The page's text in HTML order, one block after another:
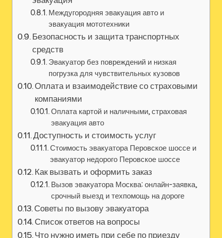
Междугородняя эвакуация авто и
эвакуация мототехники
Безопасность и защита транспортных
средств
Эвакуатор без повреждений и низкая
погрузка для чувствительных кузовов
Оплата и взаимодействие со страховыми
компаниями
Оплата картой и наличными, страховая
эвакуация авто
Доступность и стоимость услуг
Стоимость эвакуатора Перовское шоссе и
эвакуатор недорого Перовское шоссе
Как вызвать и оформить заказ
Вызов эвакуатора Москва: онлайн-заявка,
срочный выезд и техпомощь на дороге
Советы по вызову эвакуатора
Список ответов на вопросы
Что нужно иметь при себе по приезду